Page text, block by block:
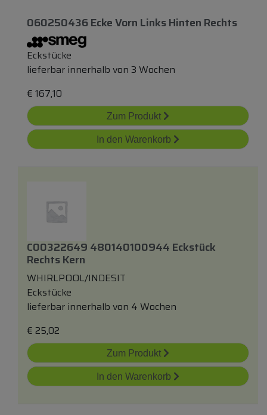
060250436 Ecke Vorn Links Hinten Rechts
Eckstücke
lieferbar innerhalb von 3 Wochen
€ 167,10
Zum Produkt
In den Warenkorb
C00322649 480140100944 Eckstück
Rechts Kern
WHIRLPOOL/INDESIT
Eckstücke
lieferbar innerhalb von 4 Wochen
€ 25,02
Zum Produkt
In den Warenkorb